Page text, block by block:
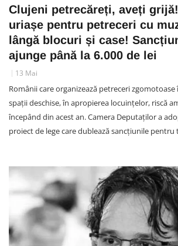
Clujeni petrecăreți, aveți
uriașe pentru petreceri cu
lângă blocuri și case!
ajunge până la 6.000 de lei
13 Mai
Românii care organizează petreceri
spații deschise, în apropierea locuințelor, riscă
începând din acest an. Camera Deputaților a
proiect de lege care dublează sancțiunile pentru